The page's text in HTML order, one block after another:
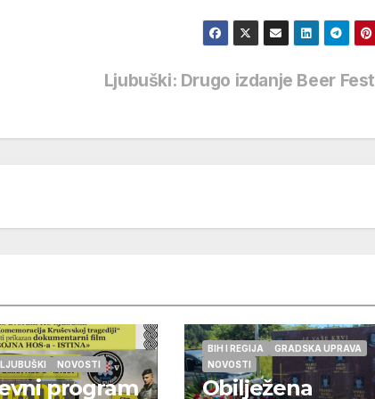
Ljubuški: Drugo izdanje Beer
LJUBUŠKI NOVOSTI
program
BIH I REGIJA
GRADSKA UPRAVA
NOVOSTI
Obilježena